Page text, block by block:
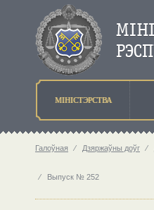
МIНIСТЭРСТВА
Галоўная ⁄ Дзяржаўны доўг ⁄
⁄ Выпуск № 252